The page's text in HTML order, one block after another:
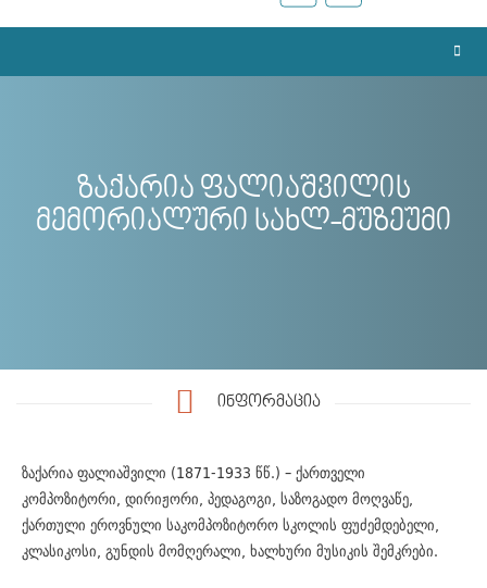
ზაქარია ფალიაშვილის
მემორიალური სახლ-მუზეუმი
ინფორმაცია
ზაქარია ფალიაშვილი (1871-1933 წწ.) – ქართველი
კომპოზიტორი, დირიჟორი, პედაგოგი, საზოგადო მოღვაწე,
ქართული ეროვნული საკომპოზიტორო სკოლის ფუძემდებელი,
კლასიკოსი, გუნდის მომღერალი, ხალხური მუსიკის შემკრები.